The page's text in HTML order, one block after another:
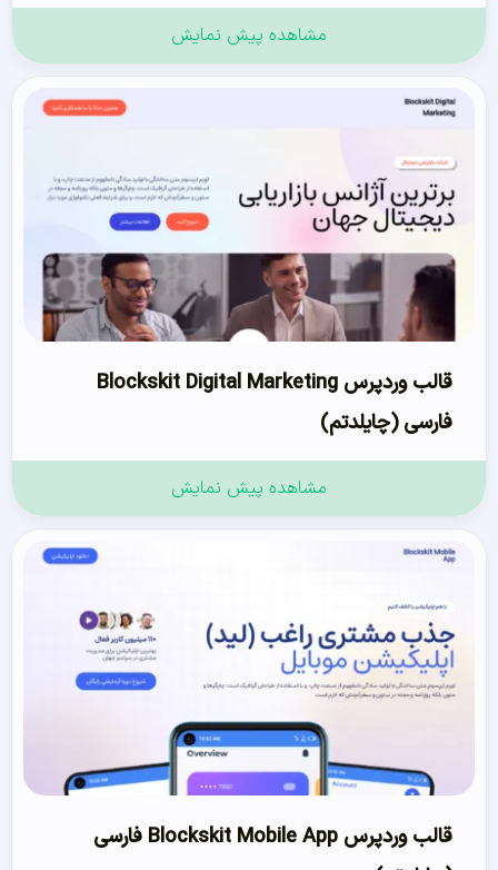
مشاهده پیش نمایش
قالب وردپرس Blockskit Digital Marketing
فارسی (چایلدتم)
مشاهده پیش نمایش
قالب وردپرس Blockskit Mobile App فارسی